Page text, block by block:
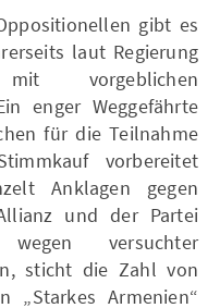
gibt es
laut Regierung
vorgeblichen
enger Weggefährte
für die Teilnahme
vorbereitet
Anklagen gegen
und der Partei
wegen versuchter
sticht die Zahl von
„Starkes Armenien“